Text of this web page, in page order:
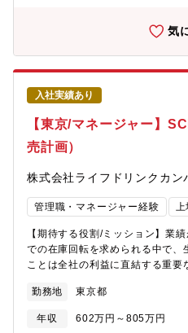
域 資材部 調達グループ 約60
件，入居期間により変動 ※共益
限 ：同居のお子様あり 75m2
取：制限なし・物件選定方法 ：
が選定・物件種類 ：戸建物件は認めない・その他 ：社宅入居後の
物件変更は認めない※現住居から
時間30分以内）は利用不可 ■独身
ヶ島・昭島・立川・所沢・青梅・
定・間取り：1K，1R・本人負担
限：独身寮 35 歳到達時もしく
／35歳以上の場合は入社後2年
現住居/ご実家から通勤可能な場
関する制度理解および実務経験を
社内運用の整備・推進などを主
保障輸出管理体制の構築・運営■
出管理プログラムの改定、関係
育・トレーニングの実施■当社製
可（個別申請）の作成・提出
品に対応した社内プロセスの構
（場所：北上工場）本社周辺は
10時間程度◇リモートワーク： 可
の輸出管理プロセスを自ら設計・
す。■世界90以上の国・地域にビ
国・地域・用途の案件に触れられ
です。■在宅勤務×フレックス×65
ランスと中長期的なキャリア形
成】品質統括部 安全保障輸出管
成）統括部長＋3名体制を想定し
を高めていくことを想定していま
気
入社実績あり
【東京/マネージャー】
売計画）
株式会社ライフドリンクカン
管理職・マネージャー経験 上
【期待する役割/ミッション】業
での在庫回転を求められる中で、
ことは全社の利益に直結する重
社最適を実現することが求めら
国の工場の生産・在庫・販売計画
す。日々のルーティンワークを確
勤務地 東京都
年収 602万円～805万円